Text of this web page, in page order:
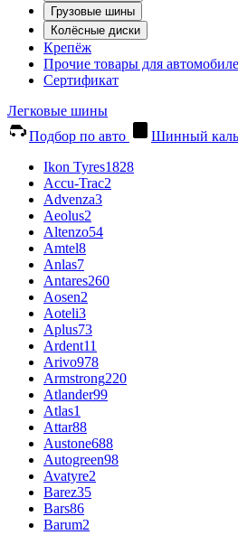
Грузовые шины
Колёсные диски
Крепёж
Прочие товары для
Сертификат
Легковые шины
Подбор по авто
Шинный
Ikon Tyres1828
Accu-Trac2
Advenza3
Aeolus2
Altenzo54
Amtel8
Anlas7
Antares260
Aosen2
Aoteli3
Aplus73
Ardent11
Arivo978
Armstrong220
Atlander99
Atlas1
Attar88
Austone688
Autogreen98
Avatyre2
Barez35
Bars86
Barum2